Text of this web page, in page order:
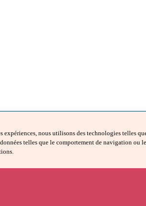
expériences, nous utilisons des technologies telles
telles que le comportement de navigation ou